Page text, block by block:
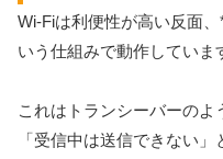
Wi-Fiは利便性が高い反面
いう仕組みで動作していま
これはトランシーバーのよ
「受信中は送信できない